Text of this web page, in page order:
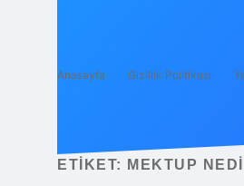
Anasayfa Gizlilik Politikası
ETIKET: MEKTUP